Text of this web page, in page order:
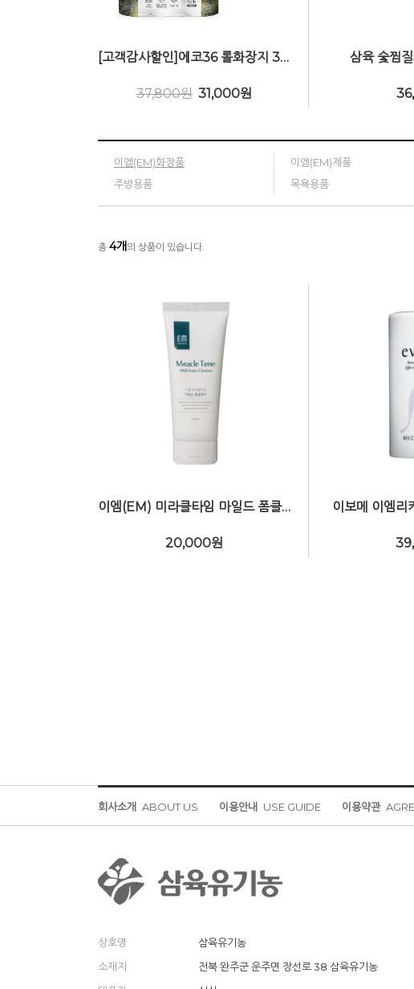
[고객감사할인]에코36 롤화장지 30m(너비96mm 3겹) x 2팩 (60롤)
37,800원 31,000원
삼육 숯찜
이엠(EM)화장품 이엠(EM)제품
주방용품
목욕용품
총 4개의 상품이 있습니다.
이엠(EM) 미라클타임 마일드 폼클렌저 130ml
20,000원
이보메 이엠리
회사소개 ABOUT US 이용안내 USE GUIDE 이용약관
상호명 삼육유기농
소재지
전북 완주군 운주면 장선로 38 삼육유기농